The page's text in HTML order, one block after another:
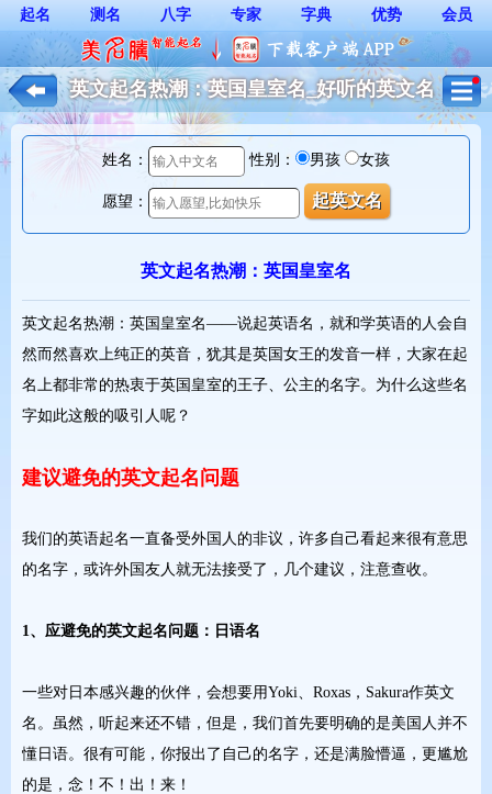
起名 测名 八字 专家 字典 优势 会员
英文起名热潮：英国皇室名_好听的英文名
*
姓名： 性别： 男孩 女孩
愿望：
英文起名热潮：英国皇室名
英文起名热潮：英国皇室名——说起英语名，就和学英语的人会自
然而然喜欢上纯正的英音，犹其是英国女王的发音一样，大家在起
名上都非常的热衷于英国皇室的王子、公主的名字。为什么这些名
字如此这般的吸引人呢 ？
建议避免的英文起名问题
我们的英语起名一直备受外国人的非议，许多自己看起来很有意思
的名字，或许外国友人就无法接受了，几个建议，注意查收。
1、应避免的英文起名问题：日语名
一些对日本感兴趣的伙伴，会想要用Yoki、Roxas，Sakura作英文
名。虽然，听起来还不错，但是，我们首先要明确的是美国人并不
懂日语。很有可能，你报出了自己的名字，还是满脸懵逼， 更尴尬
的是，念！不！出！来！